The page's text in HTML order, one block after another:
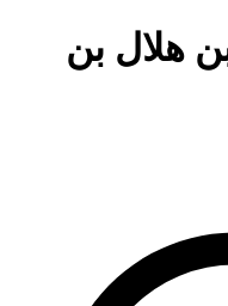
هلال بن